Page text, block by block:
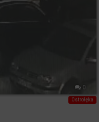
0
Ostrołęka